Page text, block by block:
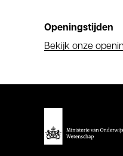
Openingstijden
Bekijk onze